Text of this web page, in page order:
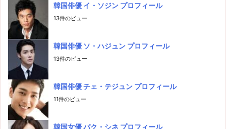
韓国俳優 イ・ソジン プロフィール
13件のビュー
韓国俳優 ソ・ハジュン プロフィール
13件のビュー
韓国俳優 チェ・テジュン プロフィール
11件のビュー
韓国女優 パク・シネ プロフィール